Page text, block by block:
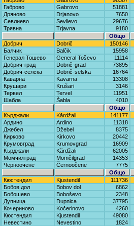
Габрово
Gabrovo 51881
Дряново
Drjanovo 7650
Севлиево
Sevlievo 29676
Трявна
Trjavna 9180
Общо
Добрич
Dobrič 150146
Балчик
Balčik 15958
Генерал Тошево
General Toševo 11114
Добрич-град
Dobrič-grad 73895
Добрич-селска
Dobrič-selska 16764
Каварна
Kavarna 13308
Крушари
Krušari 3146
Тервел
Tervel 11951
Шабла
Šabla 4010
Общо
Кърджали
Kărdžali 141177
Ардино
Ardino 11318
Джебел
Džebel 8375
Кирково
Kirkovo 20442
Крумовград
Krumovgrad 16909
Кърджали
Kărdžali 62005
Момчилград
Momčilgrad 14353
Черноочене
Černoočene 7775
Общо
Кюстендил
Kjustendil 111736
Бобов дол
Bobov dol 6862
Бобошево
Boboševo 2348
Дупница
Dupnica 37795
Кочериново
Kočerinovo 4260
Кюстендил
Kjustendil 49080
Невестино
Nevestino 1824